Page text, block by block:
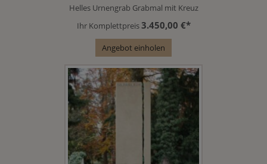
Helles Urnengrab Grabmal mit Kreuz
Ihr Komplettpreis3.450,00 €*
Angebot einholen